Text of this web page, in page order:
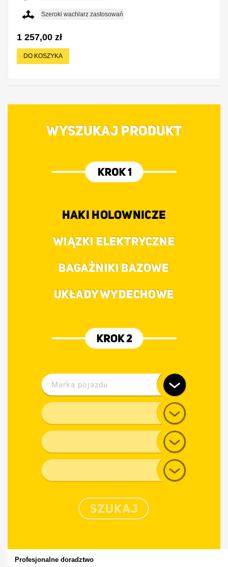
Szeroki wachlarz zastosowań
1 257,00 zł
DO KOSZYKA
WYSZUKAJ PRODUKT
HAKI HOLOWNICZE
WIĄZKI ELEKTRYCZNE
BAGAŻNIKI BAZOWE
UKŁADY WYDECHOWE
Marka pojazdu
Audi
Chevrolet
Dodge
Profesjonalne doradztwo